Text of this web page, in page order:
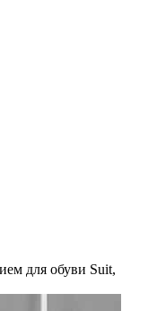
для обуви Suit,